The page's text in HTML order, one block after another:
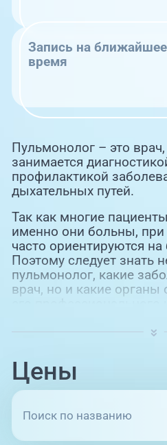
Запись на ближайшее
время
Пульмонолог – это
занимается
профилактикой
дыхательных путей.
Так как многие
именно они больны,
часто ориентируются
Поэтому следует знать
пульмонолог, какие
врач, но и какие органы
Цены